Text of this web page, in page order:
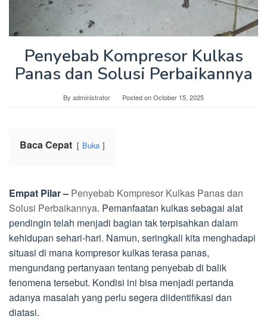
Penyebab Kompresor Kulkas
Panas dan Solusi Perbaikannya
By administrator Posted onOctober 15, 2025
Baca Cepat Buka
Empat Pilar – Penyebab Kompresor Kulkas Panas dan
Solusi Perbaikannya. Pemanfaatan kulkas sebagai alat
pendingin telah menjadi bagian tak terpisahkan dalam
kehidupan sehari-hari. Namun, seringkali kita menghadapi
situasi di mana kompresor kulkas terasa panas,
mengundang pertanyaan tentang penyebab di balik
fenomena tersebut. Kondisi ini bisa menjadi pertanda
adanya masalah yang perlu segera diidentifikasi dan
diatasi.